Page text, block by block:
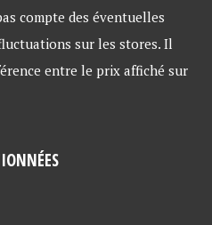
compte des éventuelles
sur les stores. Il
entre le prix affiché sur